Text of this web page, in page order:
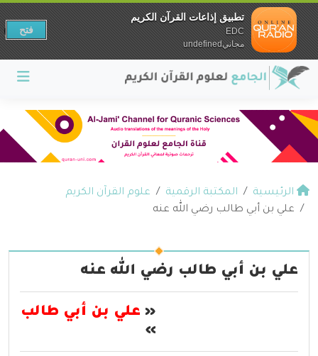
الرئيسية المكتبة الرقمية
علوم القرآن الكريم
علي بن أبي طالب رضي الله عنه
علي بن أبي طالب رضي الله عنه
« علي بن أبي طالب
»
تطبيق إذاعات القرآن الكريم
EDC
مجانيundefined
فتح